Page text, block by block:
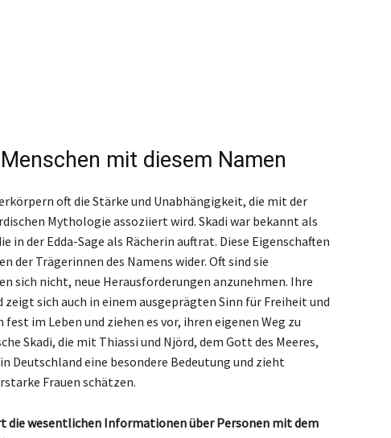
mit diesem Namen
oft die Stärke und Unabhängigkeit, die mit der
Mythologie assoziiert wird. Skadi war bekannt als
in der Edda-Sage als Rächerin auftrat. Diese Eigenschaften
der Trägerinnen des Namens wider. Oft sind sie
sich nicht, neue Herausforderungen anzunehmen. Ihre
zeigt sich auch in einem ausgeprägten Sinn für Freiheit und
im Leben und ziehen es vor, ihren eigenen Weg zu
Skadi, die mit Thiassi und Njörd, dem Gott des Meeres,
Deutschland eine besondere Bedeutung und zieht
Frauen schätzen.
die wesentlichen Informationen über Personen mit dem